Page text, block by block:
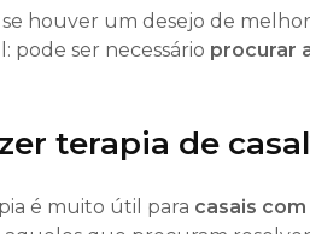
houver um desejo de
pode ser necessário procurar
terapia de
é muito útil para casais